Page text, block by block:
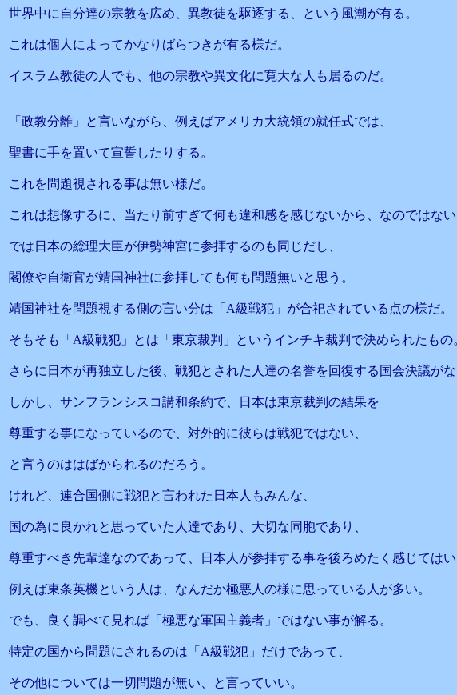
世界中に自分達の宗教を広め、異教徒を駆逐する、という風潮が有る。
これは個人によってかなりばらつきが有る様だ。
イスラム教徒の人でも、他の宗教や異文化に寛大な人も居るのだ。
「政教分離」と言いながら、例えばアメリカ大統領の就任式では、
聖書に手を置いて宣誓したりする。
これを問題視される事は無い様だ。
これは想像するに、当たり前すぎて何も違和感を感じないから、なのではない
では日本の総理大臣が伊勢神宮に参拝するのも同じだし、
閣僚や自衛官が靖国神社に参拝しても何も問題無いと思う。
靖国神社を問題視する側の言い分は「A級戦犯」が合祀されている点の様だ。
そもそも「A級戦犯」とは「東京裁判」というインチキ裁判で決められたもの
さらに日本が再独立した後、戦犯とされた人達の名誉を回復する国会決議がな
しかし、サンフランシスコ講和条約で、日本は東京裁判の結果を
尊重する事になっているので、対外的に彼らは戦犯ではない、
と言うのははばかられるのだろう。
けれど、連合国側に戦犯と言われた日本人もみんな、
国の為に良かれと思っていた人達であり、大切な同胞であり、
尊重すべき先輩達なのであって、日本人が参拝する事を後ろめたく感じてはい
例えば東条英機という人は、なんだか極悪人の様に思っている人が多い。
でも、良く調べて見れば「極悪な軍国主義者」ではない事が解る。
特定の国から問題にされるのは「A級戦犯」だけであって、
その他については一切問題が無い、と言っていい。